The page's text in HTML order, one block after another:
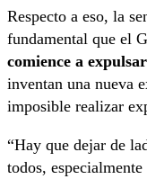
Respecto a eso, la
fundamental que el
comience a
inventan una nueva
imposible realizar
“Hay que dejar de
todos,